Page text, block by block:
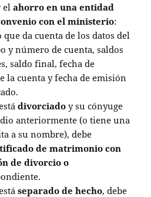
elahorro en una entidad
con el ministerio:
da cuenta de los datos del
y número de cuenta, saldos
saldo final, fecha de
la cuenta y fecha de emisión
divorciado y su cónyuge
anteriormente (o tiene una
a su nombre), debe
de matrimonio con
de divorcio o
separado de hecho, debe